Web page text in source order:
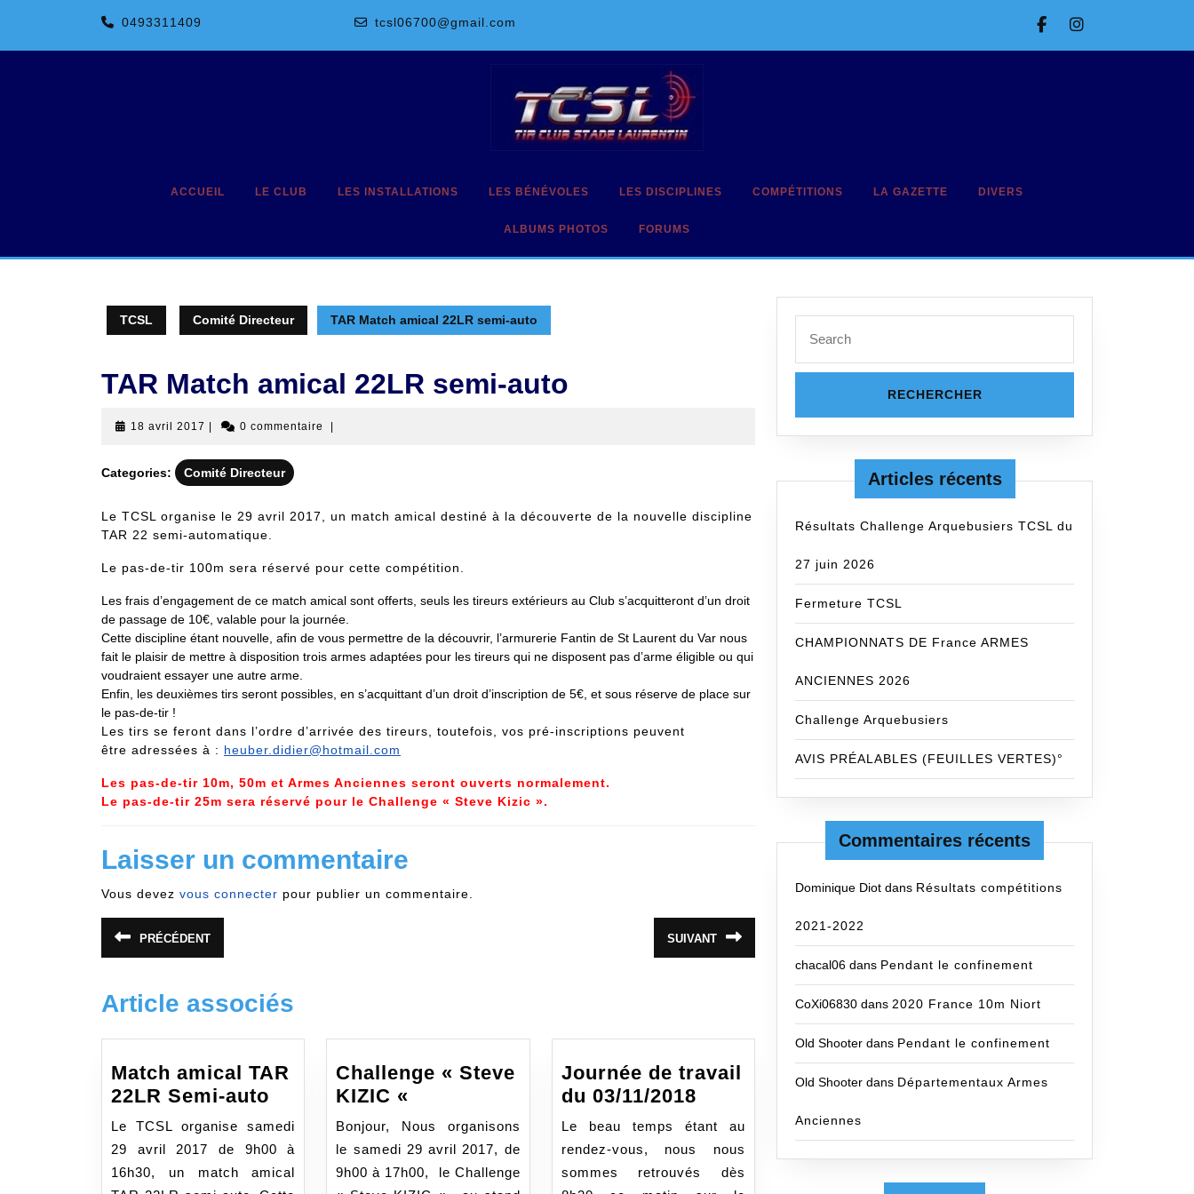
0493311409 tcsl06700@gmail.com Facebook
ACCUEIL LE CLUB LES INSTALLATIONS LES BÉNÉVOLES LES DISCIPLINES COMPÉTITIONS LA GAZETTE DIVERS
ALBUMS PHOTOS FORUMS
TCSL Comité Directeur TAR Match amical 22LR semi-auto
TAR Match amical 22LR semi-auto
18 avril 2017 18
2017
0 commentaire
Categories: Comité Directeur
Le TCSL organise le 29 avril 2017, un match amical destiné à la découverte de la nouvelle discipline
TAR 22 semi-automatique.
Le pas-de-tir 100m sera réservé pour cette compétition.
Les frais d’engagement de ce match amical sont offerts, seuls les tireurs extérieurs au Club s’acquitteront d’un droit
de passage de 10€, valable pour la journée.
Cette discipline étant nouvelle, afin de vous permettre de la découvrir, l’armurerie Fantin de St Laurent du Var nous
fait le plaisir de mettre à disposition trois armes adaptées pour les tireurs qui ne disposent pas d’arme éligible ou qui
voudraient essayer une autre arme.
Enfin, les deuxièmes tirs seront possibles, en s’acquittant d’un droit d’inscription de 5€, et sous réserve de place sur
le pas-de-tir !
Les tirs se feront dans l’ordre d’arrivée des tireurs, toutefois, vos pré-inscriptions peuvent
être adressées à : heuber.didier@hotmail.com
Les pas-de-tir 10m, 50m et Armes Anciennes seront ouverts normalement.
Le pas-de-tir 25m sera réservé pour le Challenge « Steve Kizic ».
Laisser un commentaire
Vous devez vous connecter pour publier un commentaire.
Navigation
de
l’article
PRÉCÉDENT
précédent
SUIVANT
suivant
Article associés
Match amical TAR
22LR Semi-auto
amical
TAR
22LR
Semi-
Le TCSL organise samedi
29 avril 2017 de 9h00 à
16h30, un match amical
Challenge « Steve
KIZIC «
« Steve
KIZIC
«
Bonjour, Nous organisons
le samedi 29 avril 2017, de
9h00 à 17h00, le Challenge
Journée de travail
du 03/11/2018Journée
de
travail
du
03/11/2018
Le beau temps étant au
rendez-vous, nous nous
sommes retrouvés dès
for:
Articles récents
Résultats Challenge Arquebusiers TCSL du
27 juin 2026
Fermeture TCSL
CHAMPIONNATS DE France ARMES
ANCIENNES 2026
Challenge Arquebusiers
AVIS PRÉALABLES (FEUILLES VERTES)°
Commentaires récents
Dominique Diot dans Résultats compétitions
2021-2022
chacal06 dans Pendant le confinement
CoXi06830 dans 2020 France 10m Niort
Old Shooter dans Pendant le confinement
Old Shooter dans Départementaux Armes
Anciennes